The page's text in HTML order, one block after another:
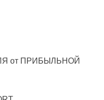
от ПРИБЫЛЬНОЙ